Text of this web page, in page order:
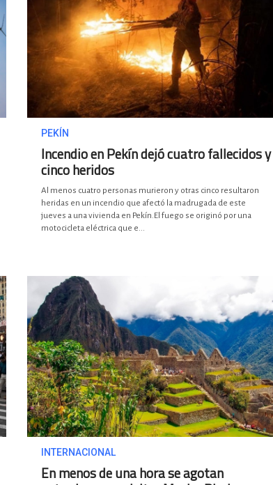
PEKÍN
Incendio en Pekín dejó cuatro fallecidos y
cinco heridos
Al menos cuatro personas murieron y otras cinco resultaron
heridas en un incendio que afectó la madrugada de este
jueves a una vivienda en Pekín.El fuego se originó por una
motocicleta eléctrica que e...
INTERNACIONAL
En menos de una hora se agotan